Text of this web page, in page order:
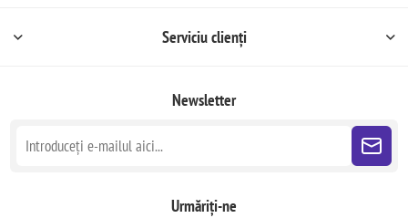
Serviciu clienți
Newsletter
Urmăriți-ne